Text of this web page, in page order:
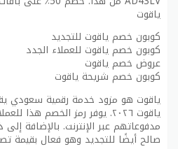
ياقوت
كوبون خصم ياقوت للتجديد
كوبون خصم ياقوت للعملاء الجدد
عروض خصم ياقوت
كوبون خصم شريحة ياقوت
ياقوت هو مزود خدمة رقمية سعودي
مدفوعاتهم عبر الإنترنت. بالإضافة
صالح أيضًا للتجديد وهو فعال بقيمة تصل